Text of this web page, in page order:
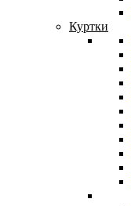
Куртки